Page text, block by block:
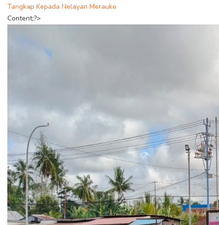
Tangkap Kepada Nelayan Merauke
Content;?>